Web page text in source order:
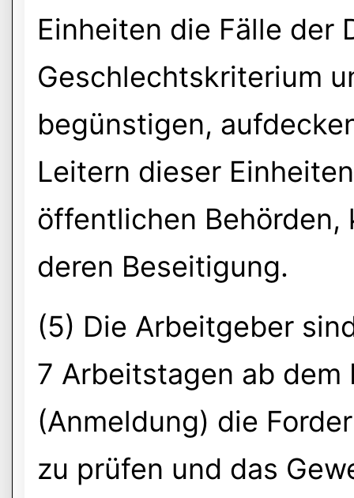
Einheiten die Fälle der
Geschlechtskriterium
begünstigen,
Leitern dieser
öffentlichen Behörden,
deren Beseitigung.
(5) Die Arbeitgeber
7 Arbeitstagen ab dem
(Anmeldung) die
zu prüfen und das